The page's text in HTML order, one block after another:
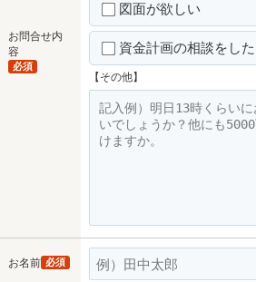
お問合せ内
容
必須
図面が欲しい
資金計画の相談をし
【その他】
お名前 必須